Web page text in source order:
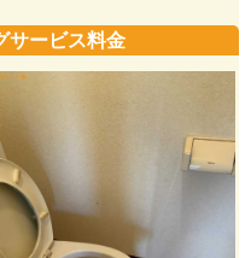
サービス料金